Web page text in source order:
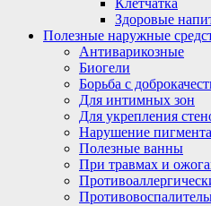
Здоровые
Полезные наружные
Антиварикозные
Биогели
Борьба с
Для интимных зон
Для укрепления
Нарушение
Полезные ванны
При травмах и